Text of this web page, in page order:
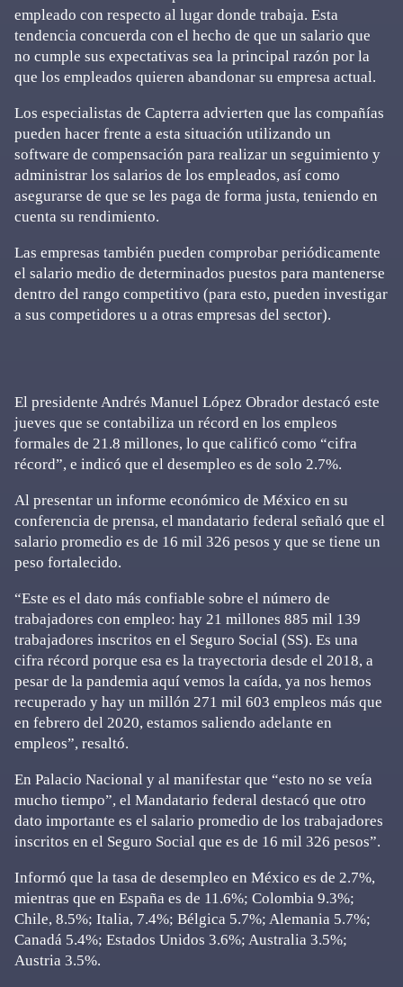
empleado con respecto al lugar donde trabaja. Esta
tendencia concuerda con el hecho de que un salario que
no cumple sus expectativas sea la principal razón por la
que los empleados quieren abandonar su empresa actual.
Los especialistas de Capterra advierten que las compañías
pueden hacer frente a esta situación utilizando un
software de compensación para realizar un seguimiento y
administrar los salarios de los empleados, así como
asegurarse de que se les paga de forma justa, teniendo en
cuenta su rendimiento.
Las empresas también pueden comprobar periódicamente
el salario medio de determinados puestos para mantenerse
dentro del rango competitivo (para esto, pueden investigar
a sus competidores u a otras empresas del sector).
El presidente Andrés Manuel López Obrador destacó este
jueves que se contabiliza un récord en los empleos
formales de 21.8 millones, lo que calificó como “cifra
récord”, e indicó que el desempleo es de solo 2.7%.
Al presentar un informe económico de México en su
conferencia de prensa, el mandatario federal señaló que el
salario promedio es de 16 mil 326 pesos y que se tiene un
peso fortalecido.
“Este es el dato más confiable sobre el número de
trabajadores con empleo: hay 21 millones 885 mil 139
trabajadores inscritos en el Seguro Social (SS). Es una
cifra récord porque esa es la trayectoria desde el 2018, a
pesar de la pandemia aquí vemos la caída, ya nos hemos
recuperado y hay un millón 271 mil 603 empleos más que
en febrero del 2020, estamos saliendo adelante en
empleos”, resaltó.
En Palacio Nacional y al manifestar que “esto no se veía
mucho tiempo”, el Mandatario federal destacó que otro
dato importante es el salario promedio de los trabajadores
inscritos en el Seguro Social que es de 16 mil 326 pesos”.
Informó que la tasa de desempleo en México es de 2.7%,
mientras que en España es de 11.6%; Colombia 9.3%;
Chile, 8.5%; Italia, 7.4%; Bélgica 5.7%; Alemania 5.7%;
Canadá 5.4%; Estados Unidos 3.6%; Australia 3.5%;
Austria 3.5%.